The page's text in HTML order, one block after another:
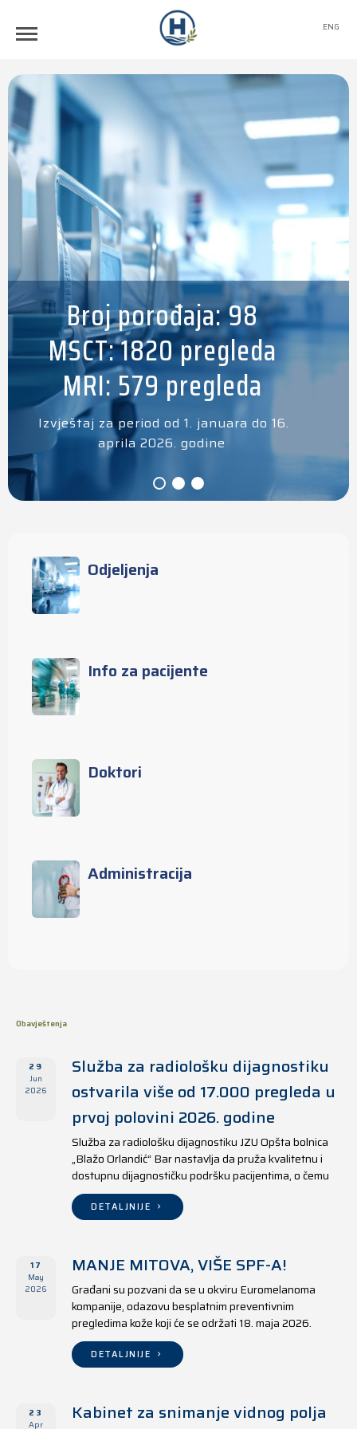
ENG
Broj porođaja: 98
MSCT: 1820 pregleda
MRI: 579 pregleda
Izvještaj za period od 1. januara do 16.
aprila 2026. godine
Odjeljenja
Info za pacijente
Doktori
Administracija
Obavještenja
29
Jun
2026
Služba za radiološku dijagnostiku
ostvarila više od 17.000 pregleda u
prvoj polovini 2026. godine
Služba za radiološku dijagnostiku JZU Opšta bolnica
„Blažo Orlandić“ Bar nastavlja da pruža kvalitetnu i
dostupnu dijagnostičku podršku pacijentima, o čemu
svjedoče i rezultati ostvareni u periodu od 1. januara
do 17. juna 2026. godine.
DETALJNIJE
17
May
2026
MANJE MITOVA, VIŠE SPF-A!
Građani su pozvani da se u okviru Euromelanoma
kompanije, odazovu besplatnim preventivnim
pregledima kože koji će se održati 18. maja 2026.
godine u jedanaest opština širom Crne Gore, kako u
državnim tako i u privatnim zdravstvenim ustanovama.
DETALJNIJE
23
Apr
Kabinet za snimanje vidnog polja